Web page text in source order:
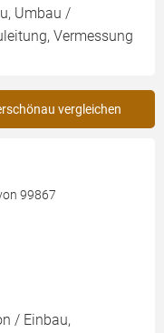
Umbau /
Vermessung
vergleichen
99867
/ Einbau,